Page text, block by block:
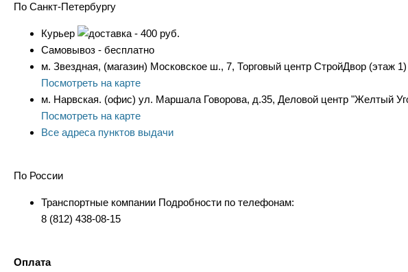
По Санкт-Петербургу
Курьер
- 400 руб.
Самовывоз - бесплатно
м. Звездная, (магазин) Московское ш., 7, Торговый центр СтройДвор (этаж
Посмотреть на карте
м. Нарвская. (офис) ул. Маршала Говорова, д.35, Деловой центр "Желтый
Посмотреть на карте
Все адреса пунктов выдачи
По России
Транспортные компании Подробности по телефонам:
8 (812) 438-08-15
Оплата